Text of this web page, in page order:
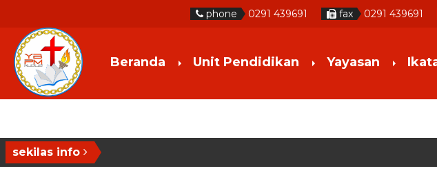
phone 0291 439691 fax 0291 439691
Beranda Unit Pendidikan Yayasan
sekilas info